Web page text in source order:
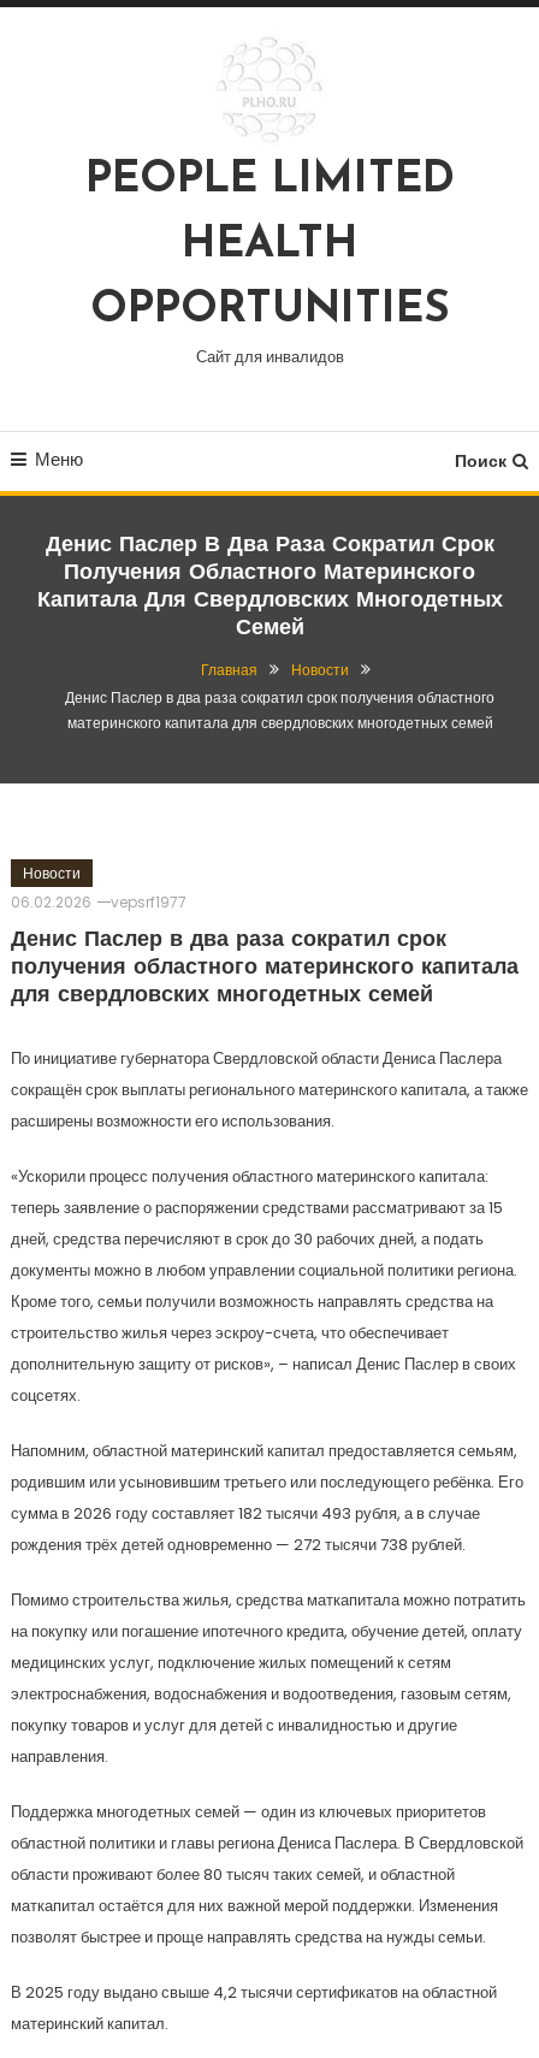
Перейти
PEOPLE LIMITED
HEALTH
OPPORTUNITIES
Сайт для инвалидов
Меню Поиск
Денис Паслер В Два Раза Сократил Срок
Получения Областного Материнского
Капитала Для Свердловских Многодетных
Семей
Главная
Новости
Денис Паслер в два раза сократил срок получения областного
материнского капитала для свердловских многодетных семей
Новости
06.02.2026
vepsrf1977
Денис Паслер в два раза сократил срок
получения областного материнского капитала
для свердловских многодетных семей
По инициативе губернатора Свердловской области Дениса Паслера
сокращён срок выплаты регионального материнского капитала, а также
расширены возможности его использования.
«Ускорили процесс получения областного материнского капитала:
теперь заявление о распоряжении средствами рассматривают за 15
дней, средства перечисляют в срок до 30 рабочих дней, а подать
документы можно в любом управлении социальной политики региона.
Кроме того, семьи получили возможность направлять средства на
строительство жилья через эскроу-счета, что обеспечивает
дополнительную защиту от рисков», – написал Денис Паслер в своих
соцсетях.
Напомним, областной материнский капитал предоставляется семьям,
родившим или усыновившим третьего или последующего ребёнка. Его
сумма в 2026 году составляет 182 тысячи 493 рубля, а в случае
рождения трёх детей одновременно — 272 тысячи 738 рублей.
Помимо строительства жилья, средства маткапитала можно потратить
на покупку или погашение ипотечного кредита, обучение детей, оплату
медицинских услуг, подключение жилых помещений к сетям
электроснабжения, водоснабжения и водоотведения, газовым сетям,
покупку товаров и услуг для детей с инвалидностью и другие
направления.
Поддержка многодетных семей — один из ключевых приоритетов
областной политики и главы региона Дениса Паслера. В Свердловской
области проживают более 80 тысяч таких семей, и областной
маткапитал остаётся для них важной мерой поддержки. Изменения
позволят быстрее и проще направлять средства на нужды семьи.
В 2025 году выдано свыше 4,2 тысячи сертификатов на областной
материнский капитал.